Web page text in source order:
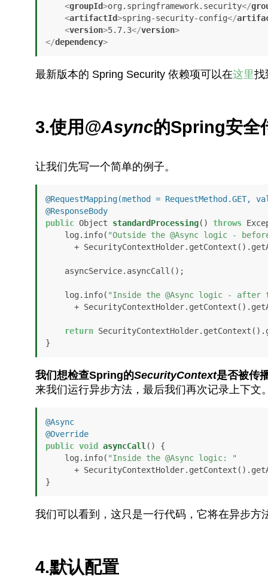
<groupId>org.springframework.security</
<artifactId>spring-security-config</
<version>5.7.3</version>
</dependency>
最新版本的 Spring Security 依赖项可以在这里找
3.使用 @Async的Spring安全
让我们先写一个简单的例子。
@RequestMapping(method = RequestMethod.GET,
@ResponseBody
public Object standardProcessing() throws
    log.info(
"Outside the @Async logic -
    log.info(
"Inside the @Async logic -
return
}
我们想检查Spring的SecurityContext是否被传
来我们运行异步方法，最后我们再次记录上下文
@Async
@Override
public void asyncCall ()
{
    log.info(
"Inside the @Async logic: "
}
我们可以看到，这只是一行代码，它将在异步方
4.默认配置